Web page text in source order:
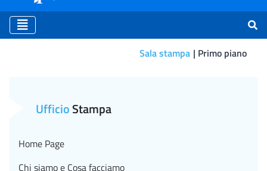
Sala stampa Primo piano
UfficioStampa
Home Page
Chi siamo e Cosa facciamo